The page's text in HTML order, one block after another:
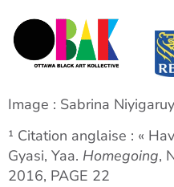
Image : Sabrina
¹ Citation anglaise : «
Gyasi, Yaa. Homegoing,
2016, PAGE 22